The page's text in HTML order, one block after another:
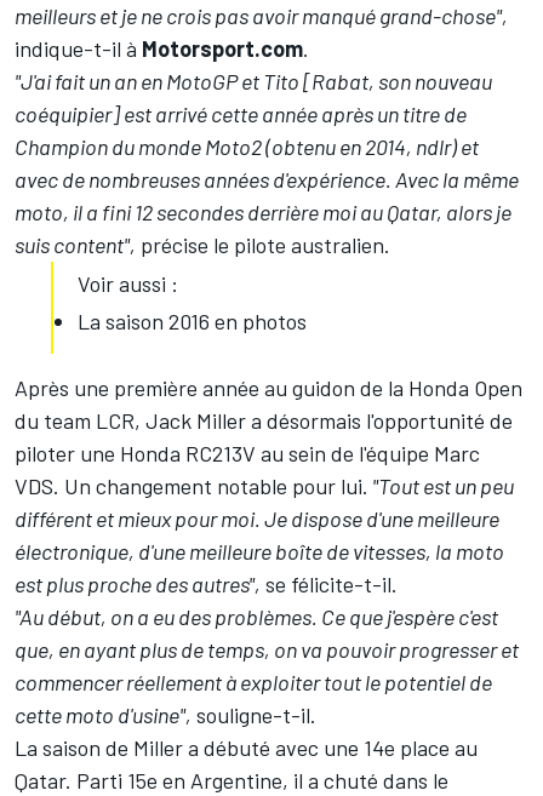
meilleurs et je ne crois pas avoir manqué grand-chose",
indique-t-il à Motorsport.com.
"J'ai fait un an en MotoGP et Tito [Rabat, son nouveau
coéquipier] est arrivé cette année après un titre de
Champion du monde Moto2 (obtenu en 2014, ndlr) et
avec de nombreuses années d'expérience. Avec la même
moto, il a fini 12 secondes derrière moi au Qatar, alors je
suis content", précise le pilote australien.
Voir aussi :
La saison 2016 en photos
Après une première année au guidon de la Honda Open
du team LCR, Jack Miller a désormais l'opportunité de
piloter une Honda RC213V au sein de l'équipe Marc
VDS. Un changement notable pour lui. "Tout est un peu
différent et mieux pour moi. Je dispose d'une meilleure
électronique, d'une meilleure boîte de vitesses, la moto
est plus proche des autres", se félicite-t-il.
"Au début, on a eu des problèmes. Ce que j'espère c'est
que, en ayant plus de temps, on va pouvoir progresser et
commencer réellement à exploiter tout le potentiel de
cette moto d'usine", souligne-t-il.
La saison de Miller a débuté avec une 14e place au
Qatar. Parti 15e en Argentine, il a chuté dans le